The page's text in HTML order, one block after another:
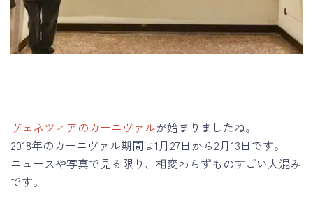
ヴェネツィアのカーニヴァルが始まりましたね。
2018年のカーニヴァル期間は1月27日から2月13日です。
ニュースや写真で見る限り、相変わらずものすごい人混み
です。